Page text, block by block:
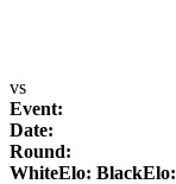
vs
Event:
Date:
Round:
WhiteElo: BlackElo: